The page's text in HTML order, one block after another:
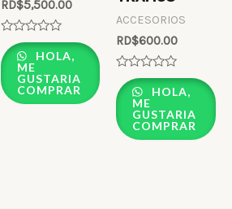
RD$5,500.00
Rated
0
out
5
HOLA,
ME
GUSTARIA
COMPRAR
ACCESORIOS
RD$600.00
Rated
0
out
5
HOLA,
ME
GUSTARIA
COMPRAR